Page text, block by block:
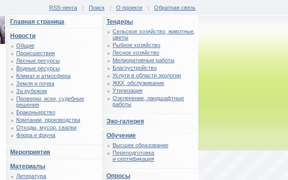
RSS-лента | Поиск | О проекте | Обратная связь
Тендеры
Сельское хозяйство, животные,
цветы
Рыбное хозяйство
Лесное хозяйство
Мелиоративные работы
Благоустройство
Услуги в области экологии
ЖКХ, обслуживание
Утилизация
Озеленение, ландшафтные
работы
Эко-галерея
Обучение
Высшее образование
Переподготовка
и сертификация
Опросы
Главная страница
Новости
Общие
Происшествия
Лесные ресурсы
Водные ресурсы
Климат и атмосфера
Земля и почва
За рубежом
Проверки, иски, судебные
решения
Браконьерство
Компании, производства
Отходы, мусор, свалки
Флора и фауна
Мероприятия
Материалы
Литература